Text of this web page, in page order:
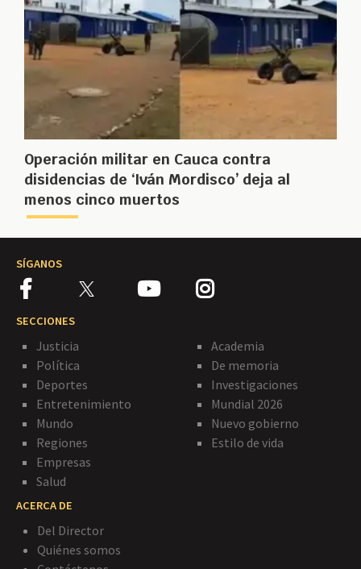
Operación militar en Cauca contra
disidencias de ‘Iván Mordisco’ deja al
menos cinco muertos
SÍGANOS
SECCIONES
Justicia
Política
Deportes
Entretenimiento
Mundo
Regiones
Empresas
Salud
Academia
De memoria
Investigaciones
Mundial 2026
Nuevo gobierno
Estilo de vida
ACERCA DE
Del Director
Quiénes somos